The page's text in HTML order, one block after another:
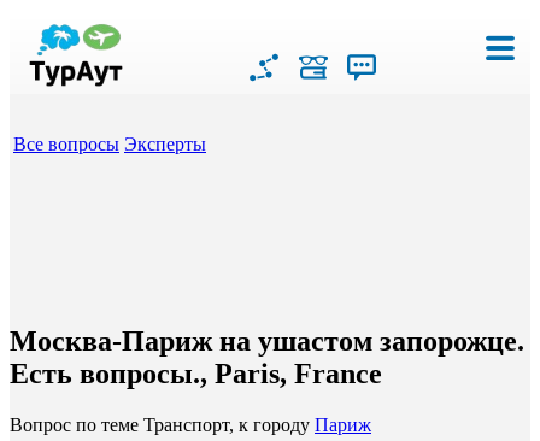
Все вопросы Эксперты
Москва-Париж на ушастом запорожце.
Есть вопросы., Paris, France
Вопрос по теме Транспорт, к городу Париж